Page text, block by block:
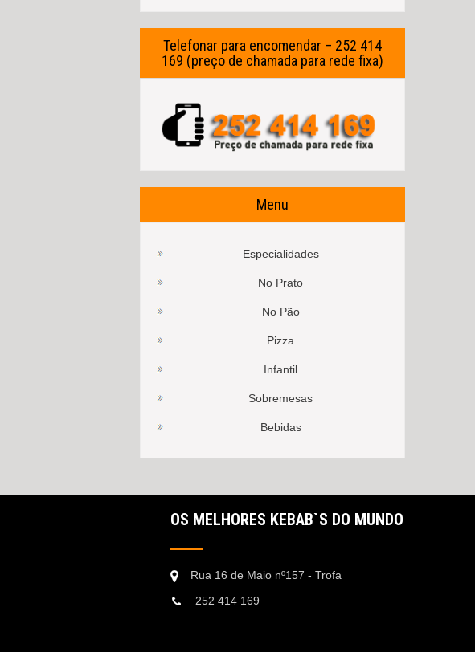
Telefonar para encomendar – 252 414
169 (preço de chamada para rede fixa)
Menu
Especialidades
No Prato
No Pão
Pizza
Infantil
Sobremesas
Bebidas
OS MELHORES KEBAB`S DO MUNDO
Rua 16 de Maio nº157 - Trofa
252 414 169